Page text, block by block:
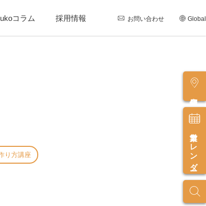
コラム 採用情報 お問い合わせ Global
営業カレンダー
り方講座